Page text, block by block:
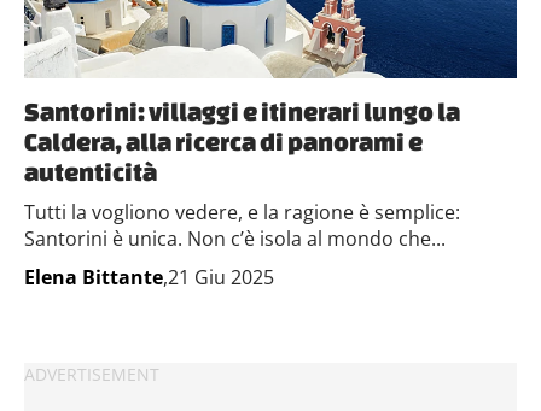
Santorini: villaggi e itinerari lungo la
Caldera, alla ricerca di panorami e
autenticità
Tutti la vogliono vedere, e la ragione è semplice:
Santorini è unica. Non c’è isola al mondo che...
Elena Bittante,21 Giu 2025